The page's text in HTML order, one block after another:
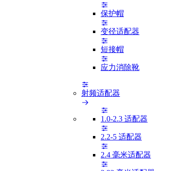
保护帽
变径适配器
短接帽
应力消除靴
射频适配器
1.0-2.3 适配器
2.2-5 适配器
2.4 毫米适配器